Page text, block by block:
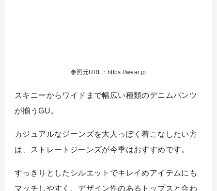
参照元URL：https://wear.jp
スキニーからワイドまで幅広い種類のデニムパンツ
が揃うGU。
カジュアルなジーンズを大人っぽく着こなしたい方
は、ストレートジーンズが今季はおすすめです。
すっきりとしたシルエットでキレイめアイテムにも
マッチしやすく、デザイン性のあるトップスと合わ